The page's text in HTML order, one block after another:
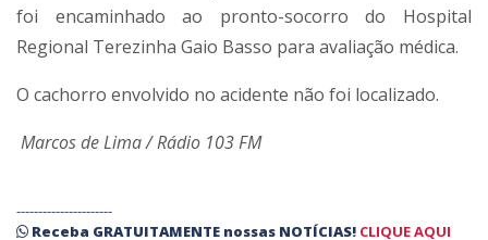
foi encaminhado ao pronto-socorro do Hospital
Regional Terezinha Gaio Basso para avaliação médica.
O cachorro envolvido no acidente não foi localizado.
Marcos de Lima / Rádio 103 FM
----------------------
Receba GRATUITAMENTE nossas NOTÍCIAS! CLIQUE AQUI